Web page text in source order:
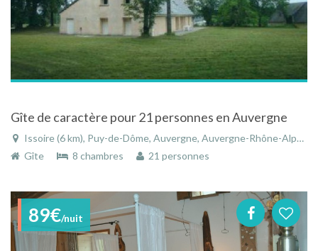
Gîte de caractère pour 21 personnes en Auvergne
Issoire (6 km), Puy-de-Dôme, Auvergne, Auvergne-Rhône-Alpes, France
Gîte
8 chambres 21 personnes
89€/nuit